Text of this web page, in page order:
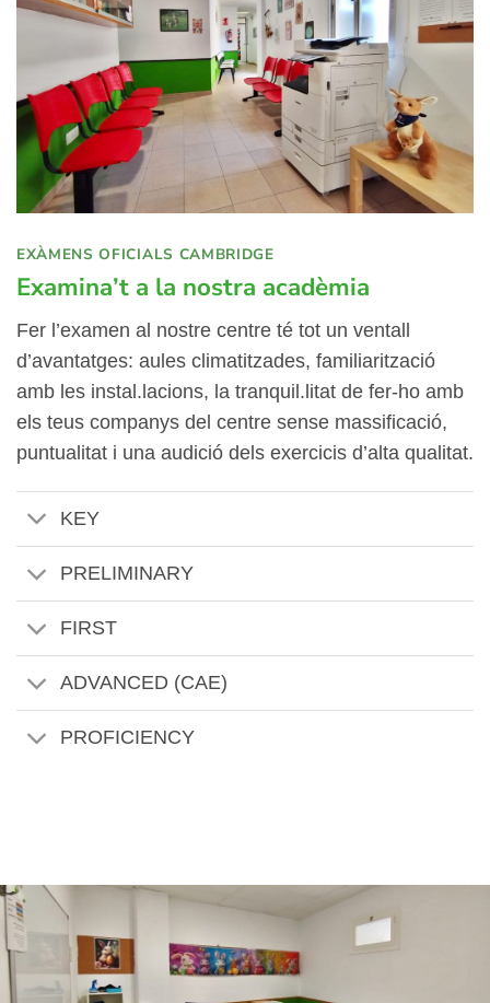
EXÀMENS OFICIALS CAMBRIDGE
Examina’t a la nostra acadèmia
Fer l’examen al nostre centre té tot un ventall
d’avantatges: aules climatitzades, familiarització
amb les instal.lacions, la tranquil.litat de fer-ho amb
els teus companys del centre sense massificació,
puntualitat i una audició dels exercicis d’alta qualitat.
KEY
PRELIMINARY
FIRST
ADVANCED (CAE)
PROFICIENCY